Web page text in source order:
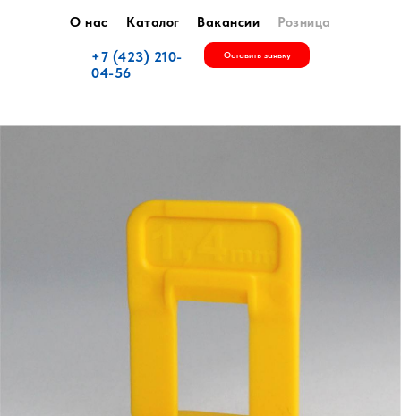
+7 (423) 210-
04-56
Оставить заявку
О нас Каталог Вакансии Розница